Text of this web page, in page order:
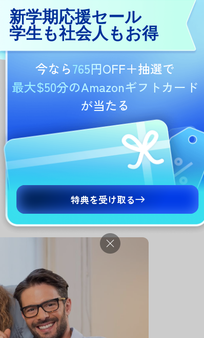
新学期応援セール
学生も社会人もお得
今なら765円OFF＋抽選で
最大$50分のAmazonギフトカード
が当たる
特典を受け取る